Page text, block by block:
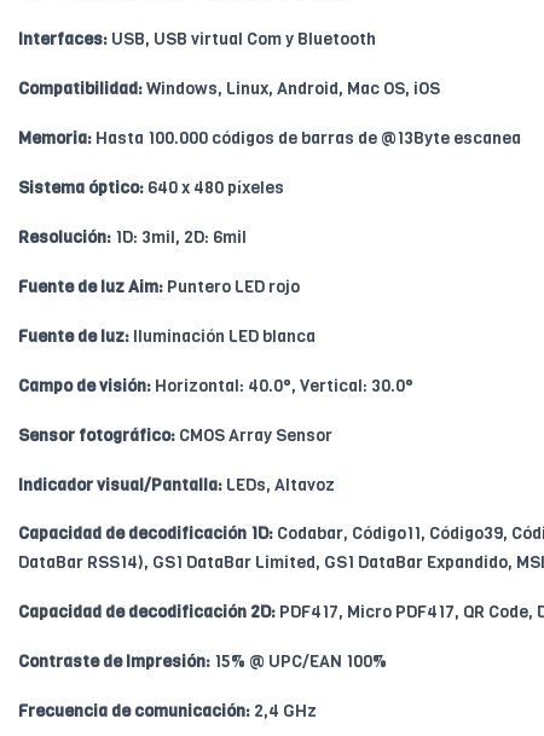
Interfaces: USB, USB virtual Com y Bluetooth
Compatibilidad:Windows, Linux, Android, Mac OS, iOS
Memoria: Hasta 100.000 códigos de barras de @13Byte escanea
Sistema óptico: 640 x 480 píxeles
Resolución: 1D: 3mil, 2D: 6mil
Fuente de luz Aim: Puntero LED rojo
Fuente de luz: Iluminación LED blanca
Campo de visión: Horizontal: 40.0°, Vertical: 30.0°
Sensor fotográfico: CMOS Array Sensor
Indicador visual/Pantalla: LEDs, Altavoz
Capacidad de decodificación 1D: Codabar, Código11, Código39,
DataBar RSS14), GS1 DataBar Limited, GS1 DataBar Expandido,
Capacidad de decodificación 2D: PDF417, Micro PDF417, QR
Contraste de Impresión: 15% @ UPC/EAN 100%
Frecuencia de comunicación: 2,4 GHz